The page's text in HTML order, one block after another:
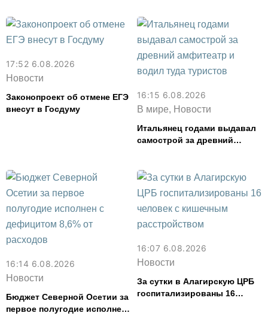
17:52 6.08.2026
Новости
Законопроект об отмене ЕГЭ
внесут в Госдуму
16:15 6.08.2026
В мире, Новости
Итальянец годами выдавал
самострой за древний
16:14 6.08.2026
Новости
Бюджет Северной Осетии за
первое полугодие исполнен
16:07 6.08.2026
Новости
За сутки в Алагирскую ЦРБ
госпитализированы 16